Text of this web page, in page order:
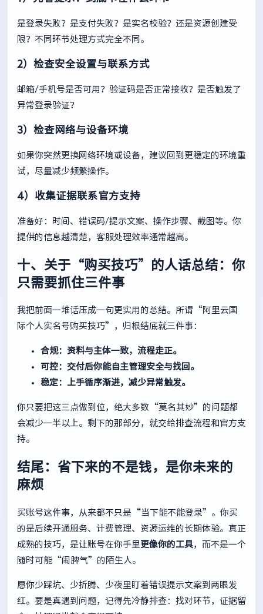
是登录失败？是支付失败？是实名校验？还是资源创建受
限？不同环节处理方式完全不同。
2）检查安全设置与联系方式
邮箱/手机号是否可用？验证码是否正常接收？是否触发了
异常登录验证？
3）检查网络与设备环境
如果你突然更换网络环境或设备，建议回到更稳定的环境重
试，尽量减少频繁操作。
4）收集证据联系官方支持
准备好：时间、错误码/提示文案、操作步骤、截图等。你
提供的信息越清楚，客服处理效率通常越高。
十、关于“购买技巧”的人话总结：你
只需要抓住三件事
我把前面一堆话压成一句更实用的总结。所谓“阿里云国
际个人实名号购买技巧”，归根结底就三件事：
合规：资料与主体一致，流程走正。
可控：交付后你能自主管理安全与找回。
稳定：上手循序渐进，减少异常触发。
你只要把这三点做到位，绝大多数“莫名其妙”的问题都
会减少一半以上。剩下的那部分，就交给排查流程和官方支
持。
结尾：省下来的不是钱，是你未来的
麻烦
买账号这件事，从来都不只是“当下能不能登录”。你买
的是后续开通服务、计费管理、资源运维的长期体验。真正
成熟的技巧，是让账号在你手里更像你的工具，而不是一个
随时可能“闹脾气”的陌生人。
愿你少踩坑、少折腾、少夜里盯着错误提示文案到两眼发
红。要是真遇到问题，记得先冷静排查：找对环节，证据留